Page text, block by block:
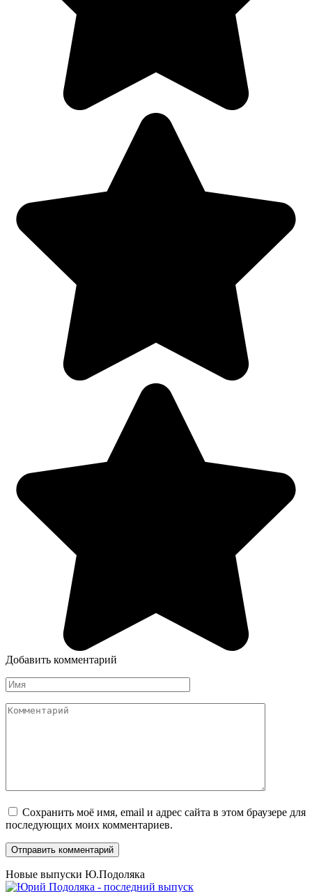
Добавить комментарий
Имя
*
Комментарий
Сохранить моё имя, email и адрес сайта в этом браузере для
последующих моих комментариев.
Новые выпуски Ю.Подоляка